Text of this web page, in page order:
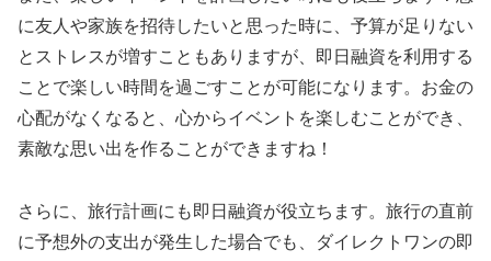
に友人や家族を招待したいと思った時に、予算が足りない
とストレスが増すこともありますが、即日融資を利用する
ことで楽しい時間を過ごすことが可能になります。お金の
心配がなくなると、心からイベントを楽しむことができ、
素敵な思い出を作ることができますね！
さらに、旅行計画にも即日融資が役立ちます。旅行の直前
に予想外の支出が発生した場合でも、ダイレクトワンの即